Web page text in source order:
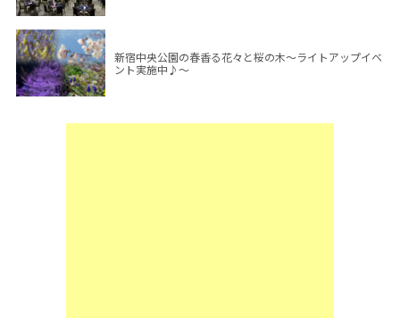
新宿中央公園の春香る花々と桜の木～ライトアップイベ
ント実施中♪～